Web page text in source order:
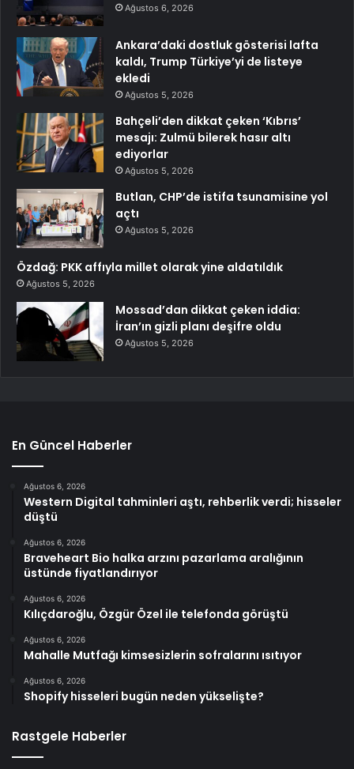
Ağustos 6, 2026
Ankara’daki dostluk gösterisi lafta
kaldı, Trump Türkiye’yi de listeye
ekledi
Ağustos 5, 2026
Bahçeli’den dikkat çeken ‘Kıbrıs’
mesajı: Zulmü bilerek hasır altı
ediyorlar
Ağustos 5, 2026
Butlan, CHP’de istifa tsunamisine yol
açtı
Ağustos 5, 2026
Özdağ: PKK affıyla millet olarak yine aldatıldık
Ağustos 5, 2026
Mossad’dan dikkat çeken iddia:
İran’ın gizli planı deşifre oldu
Ağustos 5, 2026
En Güncel Haberler
Ağustos 6, 2026
Western Digital tahminleri aştı, rehberlik verdi; hisseler
düştü
Ağustos 6, 2026
Braveheart Bio halka arzını pazarlama aralığının
üstünde fiyatlandırıyor
Ağustos 6, 2026
Kılıçdaroğlu, Özgür Özel ile telefonda görüştü
Ağustos 6, 2026
Mahalle Mutfağı kimsesizlerin sofralarını ısıtıyor
Ağustos 6, 2026
Shopify hisseleri bugün neden yükselişte?
Rastgele Haberler